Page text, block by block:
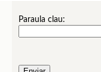
Paraula clau: